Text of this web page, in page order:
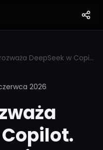
Microsoft rozważa DeepSeek w Copilot. Claude za drogi
2026